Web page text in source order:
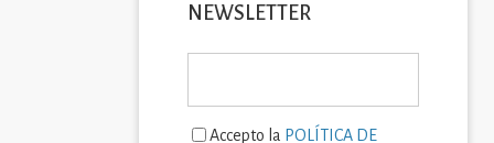
NEWSLETTER
Accepto la POLÍTICA DE